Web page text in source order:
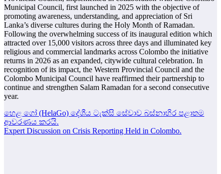
Municipal Council, first launched in 2025 with the objective of
promoting awareness, understanding, and appreciation of Sri
Lanka’s diverse cultures during the Holy Month of Ramadan.
Following the overwhelming success of its inaugural edition which
attracted over 15,000 visitors across three days and illuminated key
religious and commercial landmarks across Colombo the initiative
returns in 2026 as an expanded, citywide cultural celebration. In
recognition of its impact, the Western Provincial Council and the
Colombo Municipal Council have reaffirmed their partnership to
continue and strengthen Salam Ramadan for a second consecutive
year.
Post
navigation
හෙළ ගෝ (HelaGo) දේශීය ටැක්සි සේවාව බස්නාහිර පළාතම
ආවරණය කරයි.
Expert Discussion on Crisis Reporting Held in Colombo.